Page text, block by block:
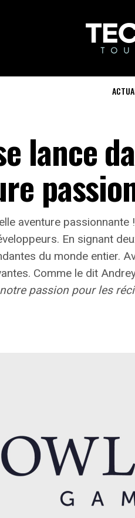
lance
aventure passionnante !
En signant
du monde entier.
Comme le dit
passion pour les